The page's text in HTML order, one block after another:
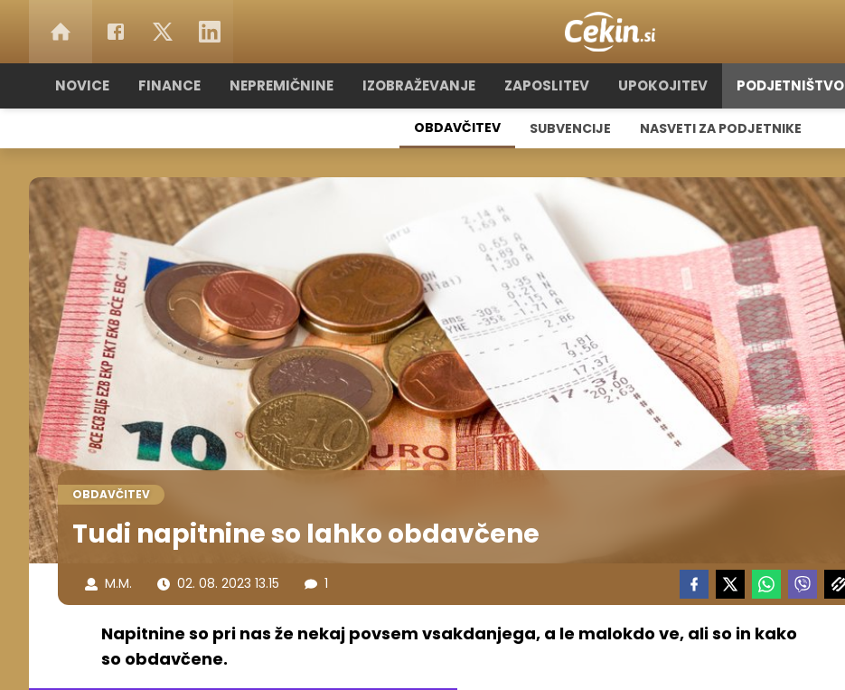
NOVICE FINANCE NEPREMIČNINE IZOBRAŽEVANJE ZAPOSLITEV UPOKOJITEV PODJETNIŠTVO
OBDAVČITEV SUBVENCIJE NASVETI ZA PODJETNIKE
OBDAVČITEV
Tudi napitnine so lahko obdavčene
M.M. 02. 08. 2023 13.15 1
Napitnine so pri nas že nekaj povsem vsakdanjega, a le malokdo ve, ali so in kako
so obdavčene.